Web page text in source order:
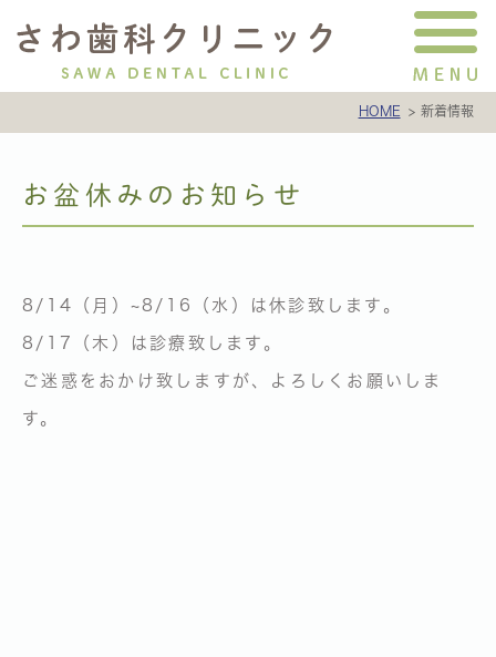
HOME 新着情報
お盆休みのお知らせ
8/14（月）~8/16（水）は休診致します。
8/17（木）は診療致します。
ご迷惑をおかけ致しますが、よろしくお願いしま
す。